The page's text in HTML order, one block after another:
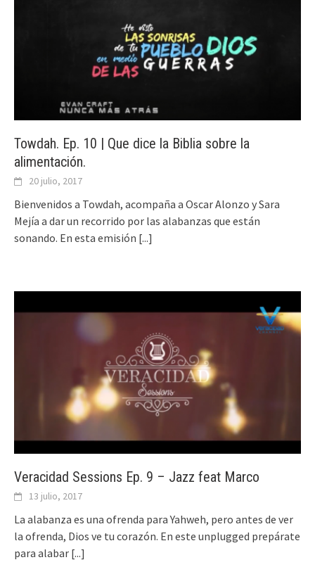
Towdah. Ep. 10 | Que dice la Biblia sobre la
alimentación.
20 julio, 2017
Bienvenidos a Towdah, acompaña a Oscar Alonzo y Sara
Mejía a dar un recorrido por las alabanzas que están
sonando. En esta emisión [...]
Veracidad Sessions Ep. 9 – Jazz feat Marco
13 julio, 2017
La alabanza es una ofrenda para Yahweh, pero antes de ver
la ofrenda, Dios ve tu corazón. En este unplugged prepárate
para alabar [...]